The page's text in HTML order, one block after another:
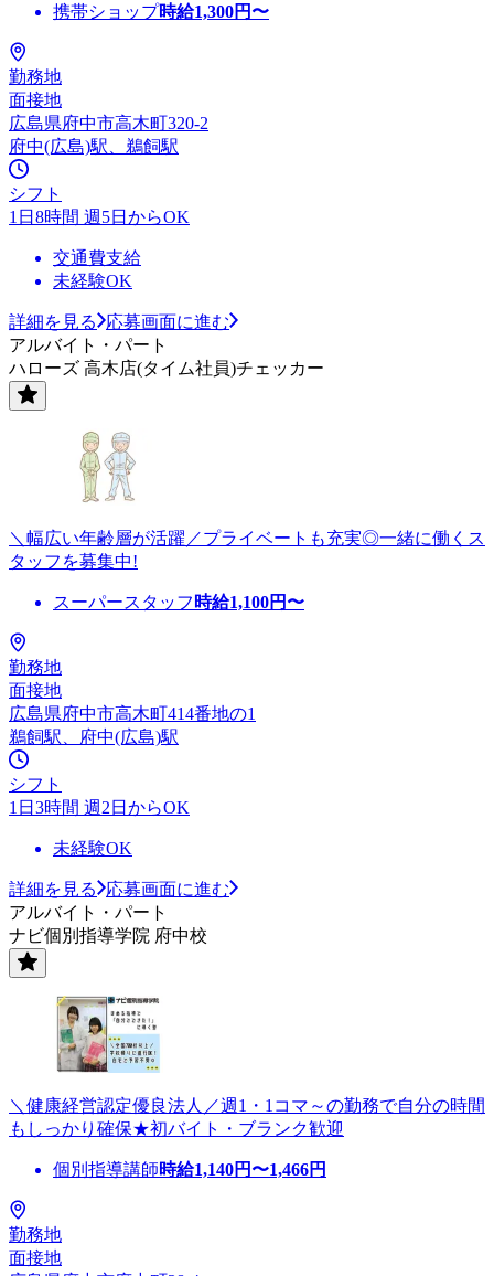
携帯ショップ時給1,300円〜
勤務地
面接地
広島県府中市高木町320-2
府中(広島)駅、鵜飼駅
シフト
1日8時間 週5日からOK
交通費支給
未経験OK
詳細を見る
応募画面に進む
アルバイト・パート
ハローズ 高木店(タイム社員)チェッカー
＼幅広い年齢層が活躍／プライベートも充実◎一緒に働くス
タッフを募集中!
スーパースタッフ 時給1,100円〜
勤務地
面接地
広島県府中市高木町414番地の1
鵜飼駅、府中(広島)駅
シフト
1日3時間 週2日からOK
未経験OK
詳細を見る
応募画面に進む
アルバイト・パート
ナビ個別指導学院 府中校
＼健康経営認定優良法人／週1・1コマ～の勤務で自分の時間
もしっかり確保★初バイト・ブランク歓迎
個別指導講師時給1,140円〜1,466円
勤務地
面接地